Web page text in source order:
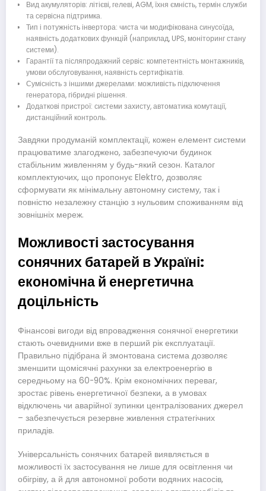
Вид акумуляторів: літієві, гелеві, AGM, їхня ємність, термін служби
та сервісна підтримка.
Тип і потужність інвертора: чиста чи модифікована синусоїда,
наявність додаткових функцій (наприклад, UPS, моніторинг стану
системи).
Гарантії та післяпродажний сервіс: компетентність монтажників,
умови обслуговування, наявність сертифікатів.
Сумісність з іншими джерелами: можливість підключення
генератора, гібридні рішення.
Додаткові пристрої: системи захисту, автоматика комутації,
дистанційний контроль.
Завдяки продуманій комплектації, кожен елемент системи
працюватиме злагоджено, забезпечуючи будинок
стабільним живленням у будь-який сезон. Каталог
комплектуючих, що пропонує Elektro, дозволяє
сформувати як мінімальну автономну систему, так і
повністю незалежну станцію з нульовим споживанням від
зовнішніх мереж.
Можливості застосування
сонячних батарей в Україні:
економічна й енергетична
доцільність
Фінансові вигоди від впровадження сонячної енергетики
стають очевидними вже в перший рік експлуатації.
Правильно підібрана й змонтована система дозволяє
зменшити щомісячні рахунки за електроенергію в
середньому на 60-90%. Крім економічних переваг,
зростає рівень енергетичної безпеки, а в умовах
відключень чи аварійної зупинки централізованих джерел
– забезпечується резервне живлення стратегічних
приладів.
Універсальність сонячних батарей виявляється в
можливості їх застосування не лише для освітлення чи
обігріву, а й для автономної роботи водяних насосів,